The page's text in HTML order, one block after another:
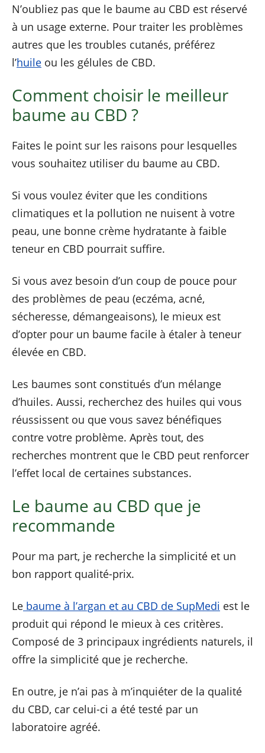
N’oubliez pas que le baume au CBD est réservé
à un usage externe. Pour traiter les problèmes
autres que les troubles cutanés, préférez
l’huile ou les gélules de CBD.
Comment choisir le meilleur
baume au CBD ?
Faites le point sur les raisons pour lesquelles
vous souhaitez utiliser du baume au CBD.
Si vous voulez éviter que les conditions
climatiques et la pollution ne nuisent à votre
peau, une bonne crème hydratante à faible
teneur en CBD pourrait suffire.
Si vous avez besoin d’un coup de pouce pour
des problèmes de peau (eczéma, acné,
sécheresse, démangeaisons), le mieux est
d’opter pour un baume facile à étaler à teneur
élevée en CBD.
Les baumes sont constitués d’un mélange
d’huiles. Aussi, recherchez des huiles qui vous
réussissent ou que vous savez bénéfiques
contre votre problème. Après tout, des
recherches montrent que le CBD peut renforcer
l’effet local de certaines substances.
Le baume au CBD que je
recommande
Pour ma part, je recherche la simplicité et un
bon rapport qualité-prix.
Le baume à l’argan et au CBD de SupMedi est le
produit qui répond le mieux à ces critères.
Composé de 3 principaux ingrédients naturels, il
offre la simplicité que je recherche.
En outre, je n’ai pas à m’inquiéter de la qualité
du CBD, car celui-ci a été testé par un
laboratoire agréé.